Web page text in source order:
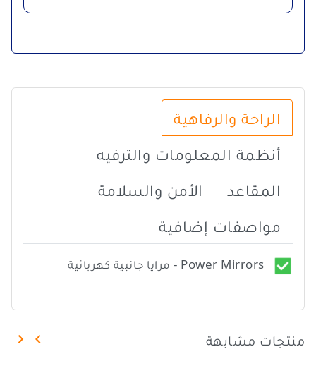
الراحة والرفاهية
أنظمة المعلومات والترفيه
المقاعد
الأمن والسلامة
مواصفات إضافية
Power Mirrors - مرايا جانبية كهربائية
منتجات مشابهة